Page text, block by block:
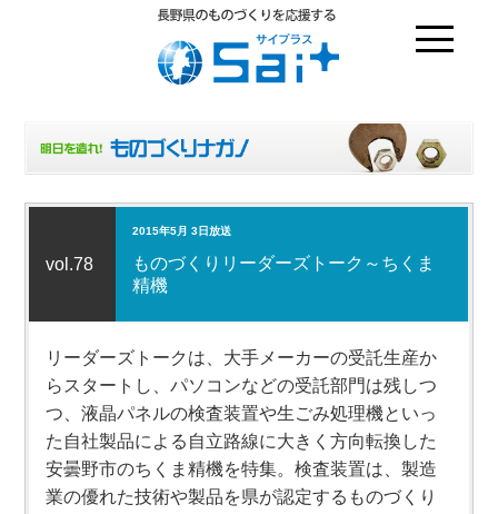
vol.78
2015年5月 3日放送
ものづくりリーダーズトーク～ちくま
精機
リーダーズトークは、大手メーカーの受託生産か
らスタートし、パソコンなどの受託部門は残しつ
つ、液晶パネルの検査装置や生ごみ処理機といっ
た自社製品による自立路線に大きく方向転換した
安曇野市のちくま精機を特集。検査装置は、製造
業の優れた技術や製品を県が認定するものづくり